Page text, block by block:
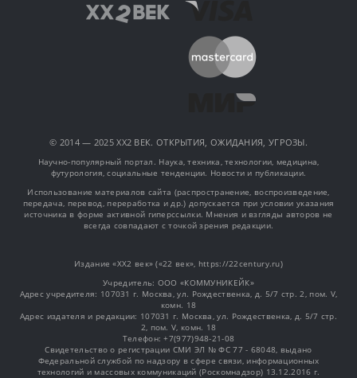
© 2014 — 2025 XX2 ВЕК. ОТКРЫТИЯ, ОЖИДАНИЯ, УГРОЗЫ.
Научно-популярный портал. Наука, техника, технологии, медицина,
футурология, социальные тенденции. Новости и публикации.
Использование материалов сайта (распространение, воспроизведение,
передача, перевод, переработка и др.) допускается при условии указания
источника в форме активной гиперссылки. Мнения и взгляды авторов не
всегда совпадают с точкой зрения редакции.
Издание «XX2 век» («22 век», https://22century.ru)
Учредитель: OOO «КОММУНИКЕЙК»
Адрес учредителя: 107031 г. Москва, ул. Рождественка, д. 5/7 стр. 2, пом. V,
комн. 18
Адрес издателя и редакции: 107031 г. Москва, ул. Рождественка, д. 5/7 стр.
2, пом. V, комн. 18
Телефон: +7(977)948-21-08
Свидетельство о регистрации СМИ ЭЛ № ФС 77 - 68048, выдано
Федеральной службой по надзору в сфере связи, информационных
технологий и массовых коммуникаций (Роскомнадзор) 13.12.2016 г.